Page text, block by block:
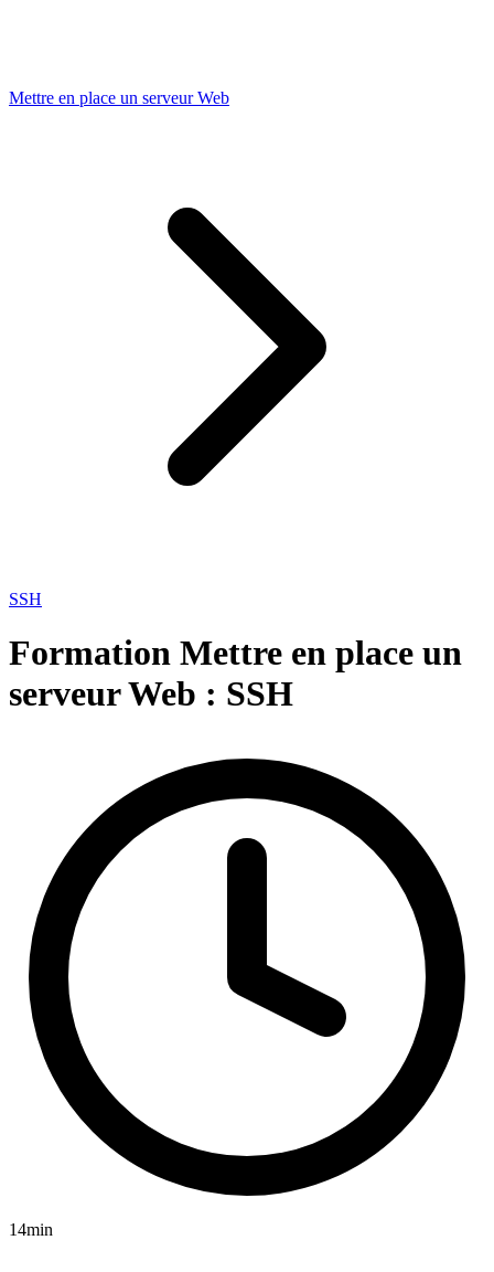
Mettre en place un serveur Web
SSH
Formation Mettre en place un
serveur Web : SSH
14min